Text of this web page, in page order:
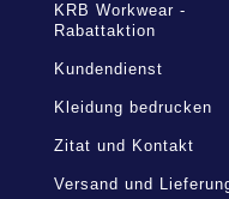
KRB Workwear -
Rabattaktion
Kundendienst
Kleidung bedrucken
Zitat und Kontakt
Versand und